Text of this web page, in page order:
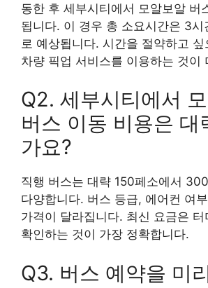
동한 후 세부시티에서 모알보알 버
됩니다. 이 경우 총 소요시간은 3시
로 예상됩니다. 시간을 절약하고 싶
차량 픽업 서비스를 이용하는 것이
Q2. 세부시티에서
버스 이동 비용은 대
가요?
직행 버스는 대략 150페소에서
다양합니다. 버스 등급, 에어컨 여
가격이 달라집니다. 최신 요금은 터
확인하는 것이 가장 정확합니다.
Q3. 버스 예약을 미